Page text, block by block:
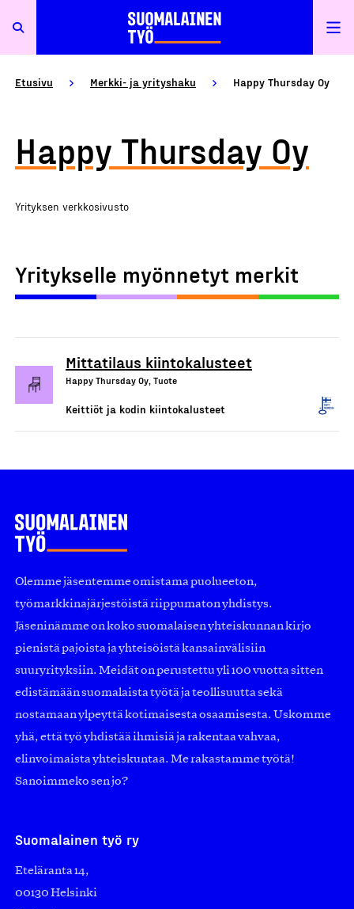
Etusivu Merkki- ja yrityshaku Happy Thursday Oy
Happy Thursday Oy
Yrityksen verkkosivusto
Yritykselle myönnetyt merkit
Mittatilaus kiintokalusteet
Happy Thursday Oy, Tuote
Keittiöt ja kodin kiintokalusteet
Olemme jäsentemme omistama puolueeton,
työmarkkinajärjestöistä riippumaton yhdistys.
Jäseninämme on koko suomalaisen yhteiskunnan kirjo
pienistä pajoista ja yhteisöistä kansainvälisiin
suuryrityksiin. Meidät on perustettu yli 100 vuotta sitten
edistämään suomalaista työtä ja teollisuutta sekä
nostamaan ylpeyttä kotimaisesta osaamisesta. Uskomme
yhä, että työ yhdistää ihmisiä ja rakentaa vahvaa,
elinvoimaista yhteiskuntaa. Me rakastamme työtä!
Sanoimmeko sen jo?
Suomalainen työ ry
Eteläranta 14,
00130 Helsinki